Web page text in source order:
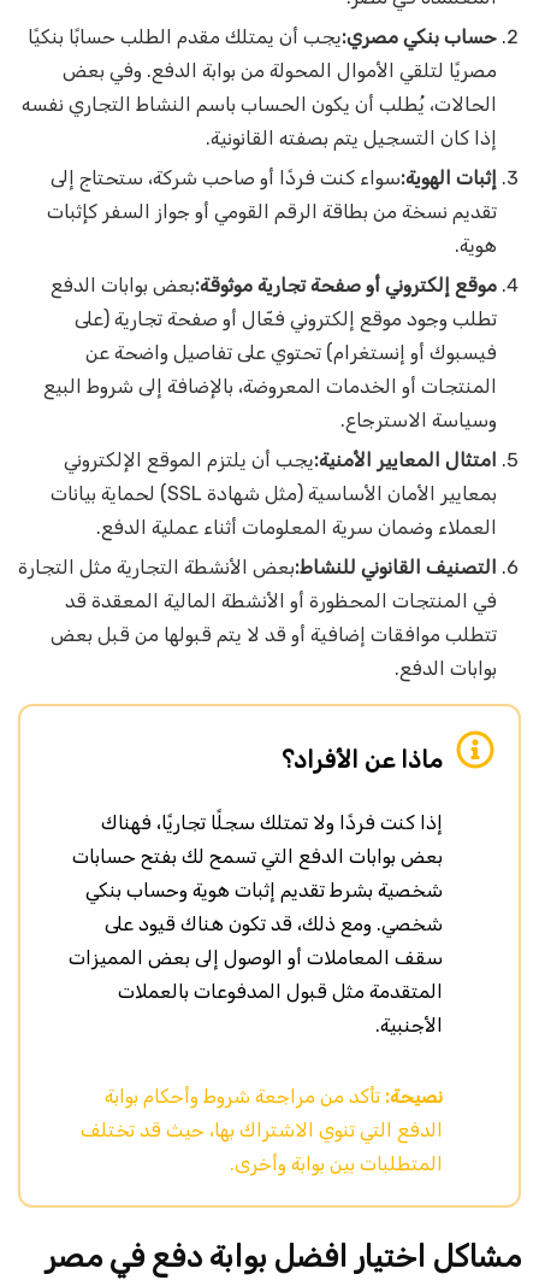
حساب بنكي مصري:يجب أن يمتلك مقدم الطلب حسابًا بنكيًا
مصريًا لتلقي الأموال المحولة من بوابة الدفع. وفي بعض
الحالات، يُطلب أن يكون الحساب باسم النشاط التجاري نفسه
إذا كان التسجيل يتم بصفته القانونية.
إثبات الهوية:سواء كنت فردًا أو صاحب شركة، ستحتاج إلى
تقديم نسخة من بطاقة الرقم القومي أو جواز السفر كإثبات
هوية.
موقع إلكتروني أو صفحة تجارية موثوقة:بعض بوابات الدفع
تطلب وجود موقع إلكتروني فعّال أو صفحة تجارية (على
فيسبوك أو إنستغرام) تحتوي على تفاصيل واضحة عن
المنتجات أو الخدمات المعروضة، بالإضافة إلى شروط البيع
وسياسة الاسترجاع.
امتثال المعايير الأمنية:يجب أن يلتزم الموقع الإلكتروني
بمعايير الأمان الأساسية (مثل شهادة SSL) لحماية بيانات
العملاء وضمان سرية المعلومات أثناء عملية الدفع.
التصنيف القانوني للنشاط:بعض الأنشطة التجارية مثل التجارة
في المنتجات المحظورة أو الأنشطة المالية المعقدة قد
تتطلب موافقات إضافية أو قد لا يتم قبولها من قبل بعض
بوابات الدفع.
ماذا عن الأفراد؟
إذا كنت فردًا ولا تمتلك سجلًا تجاريًا، فهناك
بعض بوابات الدفع التي تسمح لك بفتح حسابات
شخصية بشرط تقديم إثبات هوية وحساب بنكي
شخصي. ومع ذلك، قد تكون هناك قيود على
سقف المعاملات أو الوصول إلى بعض المميزات
المتقدمة مثل قبول المدفوعات بالعملات
الأجنبية.
نصيحة: تأكد من مراجعة شروط وأحكام بوابة
الدفع التي تنوي الاشتراك بها، حيث قد تختلف
المتطلبات بين بوابة وأخرى.
مشاكل اختيار افضل بوابة دفع في مصر